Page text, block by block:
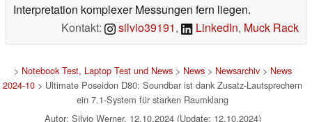
Interpretation komplexer Messungen fern liegen.
Kontakt:
silvio39191, LinkedIn, Muck Rack
> Notebook Test, Laptop Test und News> News> Newsarchiv> News
2024-10 > Ultimate Poseidon D80: Soundbar ist dank Zusatz-Lautsprechern
ein 7.1-System für starken Raumklang
Autor: Silvio Werner, 12.10.2024 (Update: 12.10.2024)